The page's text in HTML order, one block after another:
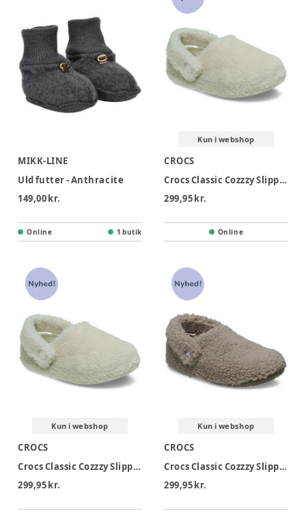
MIKK-LINE
Uld futter - Anthracite
149,00 kr.
Online 1 butik
Kun i webshop
CROCS
Crocs Classic Cozzzy Slipper T - Stucco
299,95 kr.
Online
Kun i webshop
CROCS
Crocs Classic Cozzzy Slipper K - Stucco
299,95 kr.
Kun i webshop
CROCS
Crocs Classic Cozzzy Slipper K - Mushroom
299,95 kr.